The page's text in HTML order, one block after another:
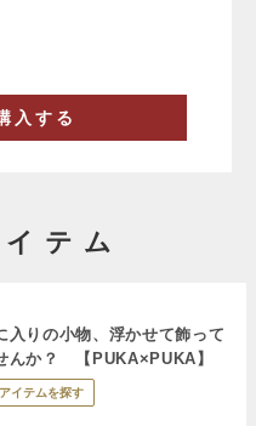
入する
テム
入りの小物、浮かせて飾って
んか？ 【PUKA×PUKA】
アイテムを探す